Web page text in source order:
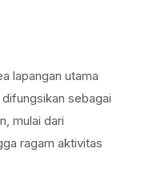
lapangan utama
sebagai
mulai dari
ragam aktivitas